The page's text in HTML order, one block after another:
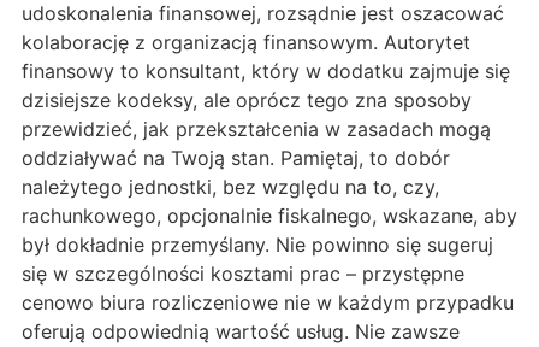
udoskonalenia finansowej, rozsądnie jest oszacować
kolaborację z organizacją finansowym. Autorytet
finansowy to konsultant, który w dodatku zajmuje się
dzisiejsze kodeksy, ale oprócz tego zna sposoby
przewidzieć, jak przekształcenia w zasadach mogą
oddziaływać na Twoją stan. Pamiętaj, to dobór
należytego jednostki, bez względu na to, czy,
rachunkowego, opcjonalnie fiskalnego, wskazane, aby
był dokładnie przemyślany. Nie powinno się sugeruj
się w szczególności kosztami prac – przystępne
cenowo biura rozliczeniowe nie w każdym przypadku
oferują odpowiednią wartość usług. Nie zawsze